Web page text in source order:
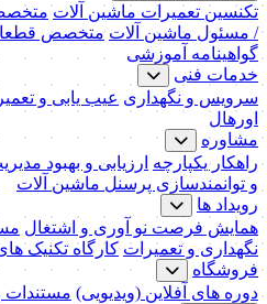
تکنسین تعمیرات ماشین آلات
/ مسئول ماشین آلات متخصص
گواهینامه آموزشی
خدمات فنی
سرویس و نگهداری عیب یابی و
اورهال
مشاوره
راهکار یکپارچه ارزیابی و بهبود
و توانمندسازی پرسنل ماشین آلات
رویداد ها
همایش فرصت نو آوری و اشتغال
نگهداری و تعمیرات کارگاه تکنیک‌
فروشگاه
دوره های آفلاین (ویدیویی) مستندات